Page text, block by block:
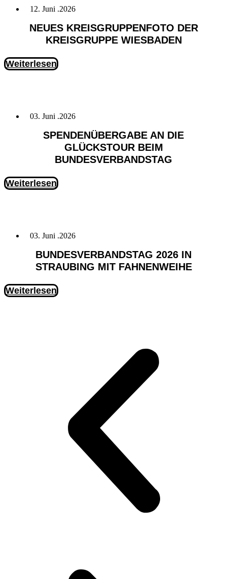
12. Juni .2026
NEUES KREISGRUPPENFOTO DER
KREISGRUPPE WIESBADEN
Weiterlesen
03. Juni .2026
SPENDENÜBERGABE AN DIE
GLÜCKSTOUR BEIM
BUNDESVERBANDSTAG
Weiterlesen
03. Juni .2026
BUNDESVERBANDSTAG 2026 IN
STRAUBING MIT FAHNENWEIHE
Weiterlesen